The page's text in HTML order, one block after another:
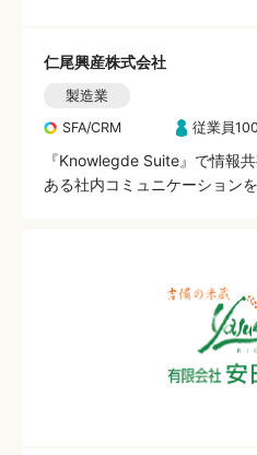
仁尾興産株式会社
製造業
SFA/CRM
従業員
『Knowlegde Suite』で情報
ある社内コミュニケーション